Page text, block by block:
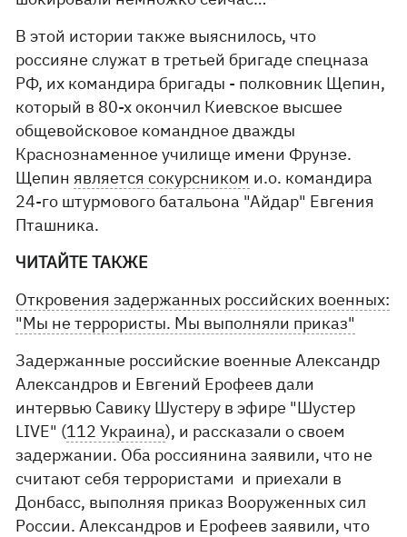
В этой истории также выяснилось, что
россияне служат в третьей бригаде спецназа
РФ, их командира бригады - полковник Щепин,
который в 80-х окончил Киевское высшее
общевойсковое командное дважды
Краснознаменное училище имени Фрунзе.
Щепинявляется сокурсником и.о. командира
24-го штурмового батальона "Айдар" Евгения
Пташника.
ЧИТАЙТЕ ТАКЖЕ
Откровения задержанных российских военных:
"Мы не террористы. Мы выполняли приказ"
Задержанные российские военные Александр
Александров и Евгений Ерофеев дали
интервью Савику Шустеру в эфире "Шустер
LIVE" (112 Украина), и рассказали о своем
задержании. Оба россиянина заявили, что не
считают себя террористами и приехали в
Донбасс, выполняя приказ Вооруженных сил
России. Александров и Ерофеев заявили, что